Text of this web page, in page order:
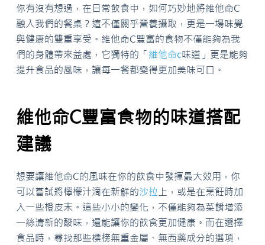
你有沒有想過，在日常飲食中，如何巧妙地將維他命C
融入我們的餐桌？這不僅關乎營養攝取，更是一場味覺
與健康的雙重享受。維他命C豐富的食物不僅能夠為我
們的身體帶來益處，它獨特的「 維他命c味道」更是能夠
提升食品的風味，讓每一餐都變得更加美味可口。
維他命C豐富食物的味道搭配
建議
想要讓維他命C的風味在你的飲食中發揮最大效用，你
可以嘗試將檸檬汁滴在新鮮的沙拉 上，或是在烹飪時加
入一些橙皮末。這些小小的變化，不僅能夠為菜餚增添
一絲清新的酸味，還能讓你的飲食更加健康。而在選擇
食品時，尋找那些標榜無重金屬、無西藥成分的選項，